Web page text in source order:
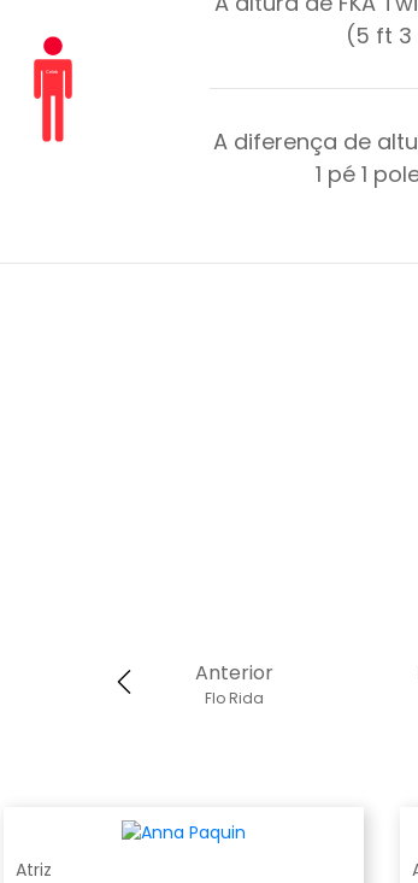
(5 ft 3
A diferença de
1 pé 1
Anterior
Flo Rida
Atriz